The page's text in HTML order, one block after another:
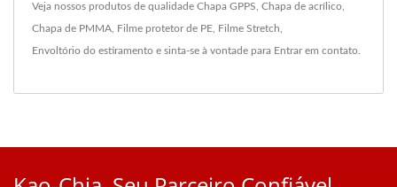
Veja nossos produtos de qualidade Chapa GPPS Chapa de acrílico
Chapa de PMMA Filme protetor de PE Filme Stretch
Envoltório do estiramento e sinta-se à vontade para Entrar em contato